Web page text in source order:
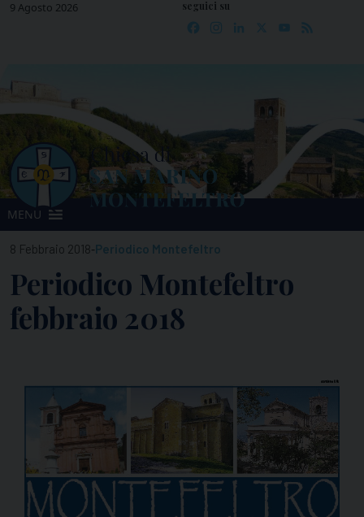
Skip9 Agosto 2026 seguici su
Facebook
Instagram
LinkedIn YouTube
MENU
8 Febbraio 2018-Periodico Montefeltro
Periodico Montefeltro
febbraio 2018